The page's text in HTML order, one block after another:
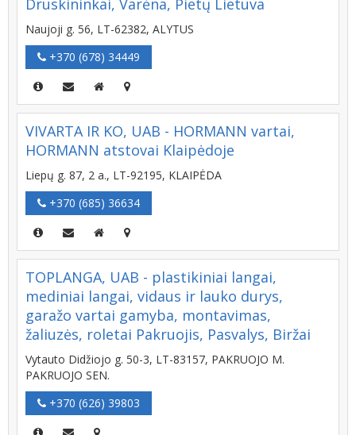
Druskininkai, Varėna, Pietų Lietuva
Naujoji g. 56, LT-62382, ALYTUS
+370 (678) 34449
VIVARTA IR KO, UAB - HORMANN vartai,
HORMANN atstovai Klaipėdoje
Liepų g. 87, 2 a., LT-92195, KLAIPĖDA
+370 (685) 36634
TOPLANGA, UAB - plastikiniai langai,
mediniai langai, vidaus ir lauko durys,
garažo vartai gamyba, montavimas,
žaliuzės, roletai Pakruojis, Pasvalys, Biržai
Vytauto Didžiojo g. 50-3, LT-83157, PAKRUOJO M.
PAKRUOJO SEN.
+370 (626) 39803